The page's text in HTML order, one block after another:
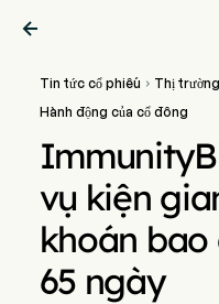

Tin tức cổ phiếu  Thị trường
Hành động của cổ đông
vụ kiện
khoán
65 ngày